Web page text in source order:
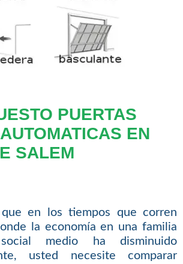
PUERTAS
EN
SALEM
en los tiempos que corren
la economía en una familia
medio ha disminuido
usted necesite comparar